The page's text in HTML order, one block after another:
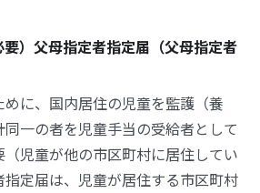
）父母指定者指定届（父母指定者
に、国内居住の児童を監護（養
一の者を児童手当の受給者として
児童が他の市区町村に居住してい
定届は、児童が居住する市区町村